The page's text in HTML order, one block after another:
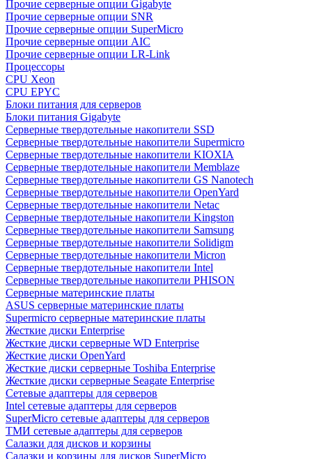
Прочие серверные опции Gigabyte
Прочие серверные опции SNR
Прочие серверные опции SuperMicro
Прочие серверные опции AIC
Прочие серверные опции LR-Link
Процессоры
CPU Xeon
CPU EPYC
Блоки питания для серверов
Блоки питания Gigabyte
Серверные твердотельные накопители SSD
Cерверные твердотельные накопители Supermicro
Cерверные твердотельные накопители KIOXIA
Cерверные твердотельные накопители Memblaze
Cерверные твердотельные накопители GS Nanotech
Серверные твердотельные накопители OpenYard
Серверные твердотельные накопители Netac
Cерверные твердотельные накопители Kingston
Cерверные твердотельные накопители Samsung
Cерверные твердотельные накопители Solidigm
Cерверные твердотельные накопители Micron
Cерверные твердотельные накопители Intel
Cерверные твердотельные накопители PHISON
Серверные материнские платы
ASUS серверные материнские платы
Supermicro серверные материнские платы
Жесткие диски Enterprise
Жесткие диски серверные WD Enterprise
Жесткие диски OpenYard
Жесткие диски серверные Toshiba Enterprise
Жесткие диски серверные Seagate Enterprise
Сетевые адаптеры для серверов
Intel сетевые адаптеры для серверов
SuperMicro сетевые адаптеры для серверов
ТМИ сетевые адаптеры для серверов
Салазки для дисков и корзины
Салазки и корзины для дисков SuperMicro